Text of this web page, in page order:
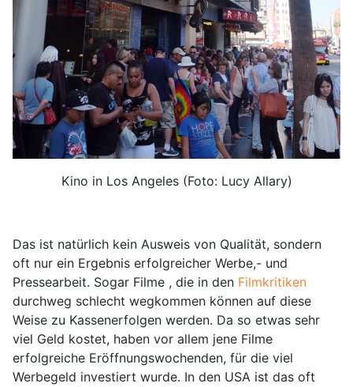
Kino in Los Angeles (Foto: Lucy Allary)
Das ist natürlich kein Ausweis von Qualität, sondern
oft nur ein Ergebnis erfolgreicher Werbe,- und
Pressearbeit. Sogar Filme , die in den Filmkritiken
durchweg schlecht wegkommen können auf diese
Weise zu Kassenerfolgen werden. Da so etwas sehr
viel Geld kostet, haben vor allem jene Filme
erfolgreiche Eröffnungswochenden, für die viel
Werbegeld investiert wurde. In den USA ist das oft